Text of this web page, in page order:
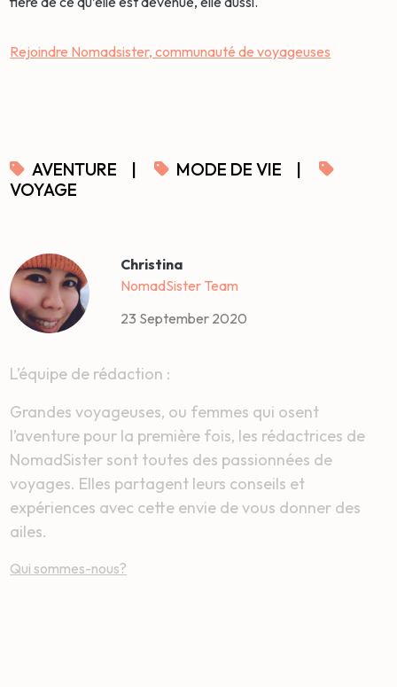
Rejoindre Nomadsister, communauté de voyageuses
AVENTURE | MODE DE VIE
|
VOYAGE
Christina
NomadSister Team
23 September 2020
L’équipe de rédaction :
Grandes voyageuses, ou femmes qui osent
l’aventure pour la première fois, les rédactrices de
NomadSister sont toutes des passionnées de
voyages. Elles partagent leurs conseils et
expériences avec cette envie de vous donner des
ailes.
Qui sommes-nous?